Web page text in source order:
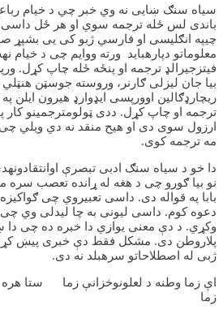
سیاه سنګ ښایی نه وي خبر چي د خیام
باندی لس ځله ترجمه سوي او هر ځل
چیپه انګلیسی او فارسي ژبو کی یی بشپړ
معلوماتو دپارهباید ورته ووایم چی د خیام
فیتزجیرالډ ترجمه او پنځه ځله چاپ کړل.
بیا جان لیزلی ګارنر، وروسته جوسټن
ریچارډګالین اوورپسی ایډوارډ هیرون ایلن
ترجمه او چاپ کړل. ددی ټولومترجمینو کار
ارزول سوی دی او هیح منقد نه دي ویلي
مه ترجمه کوی.
دا خو د سیاه سنګ ادبی تبصرې
نو بیا ګورو چی د هغه له ړانده تعصب سره
بابا په قواله دی. داسی تعبیروي چی
دعوه کوم. داسی لیونی به چا لیدلی وي
وکړي. د دې معنی یوازي دا خبره ده چی دا
پلاروطن دی. مشکل فقط دې خبری پیښ
ژبی له اصطلاحاتو سرهبلد نه دی.
اې زما وطنه د لعلونوخزانې زما ستا
زما